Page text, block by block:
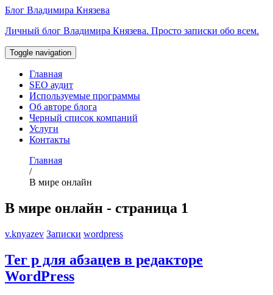
Перейти
содержимому
Блог Владимира Князева
Личный блог Владимира Князева. Просто записки обо всем.
Toggle navigation
Главная
SEO аудит
Используемые программы
Об авторе блога
Черный список компаний
Услуги
Контакты
Главная
/
В мире онлайн
В мире онлайн - страница 1
v.knyazev Записки wordpress
Тег p для абзацев в редакторе
WordPress